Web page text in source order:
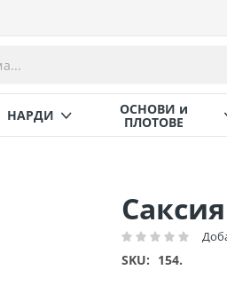
НАРДИ ОСНОВИ и
ПЛОТОВЕ
Рейтинг:
SKU 154.